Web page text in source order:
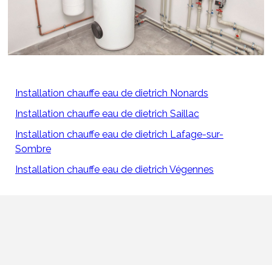
Installation chauffe eau de dietrich Nonards
Installation chauffe eau de dietrich Saillac
Installation chauffe eau de dietrich Lafage-sur-
Sombre
Installation chauffe eau de dietrich Végennes